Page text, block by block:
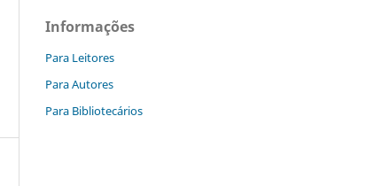
Informações
Para Leitores
Para Autores
Para Bibliotecários